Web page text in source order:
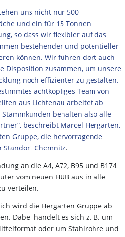
uns nicht nur 500
und ein für 15 Tonnen
so dass wir flexibler auf das
bestehender und potentieller
können. Wir führen dort auch
Disposition zusammen, um unsere
noch effizienter zu gestalten.
achtköpfiges Team von
aus Lichtenau arbeitet ab
behalten also alle
beschreibt Marcel Hergarten,
Gruppe, die hervorragende
Standort Chemnitz.
an die A4, A72, B95 und B174
vom neuen HUB aus in alle
verteilen.
wird die Hergarten Gruppe ab
Dabei handelt es sich z. B. um
oder um Stahlrohre und